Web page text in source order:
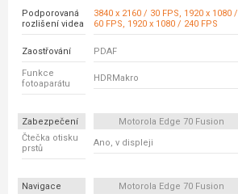
Podporovaná
rozlišení videa
3840 x 2160 / 30 FPS, 1920 x 1080 /
60 FPS, 1920 x 1080 / 240 FPS
Zaostřování PDAF
Funkce
fotoaparátu
HDRMakro
Zabezpečení Motorola Edge 70 Fusion
Čtečka otisku
prstů
Ano, v displeji
Navigace Motorola Edge 70 Fusion